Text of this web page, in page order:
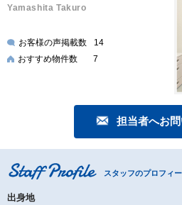
Yamashita Takuro
お客様の声掲載数
14
おすすめ物件数
7
担当者へお
スタッフのプロフィ
出身地